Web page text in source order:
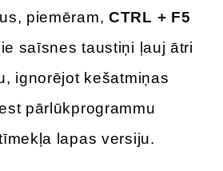
piemēram, CTRL + F5
saīsnes taustiņi ļauj ātri
ignorējot kešatmiņas
pārlūkprogrammu
lapas versiju.